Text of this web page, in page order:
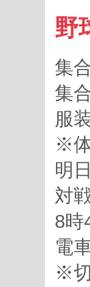
野
集
集
服
※
明
対
8時
電
※